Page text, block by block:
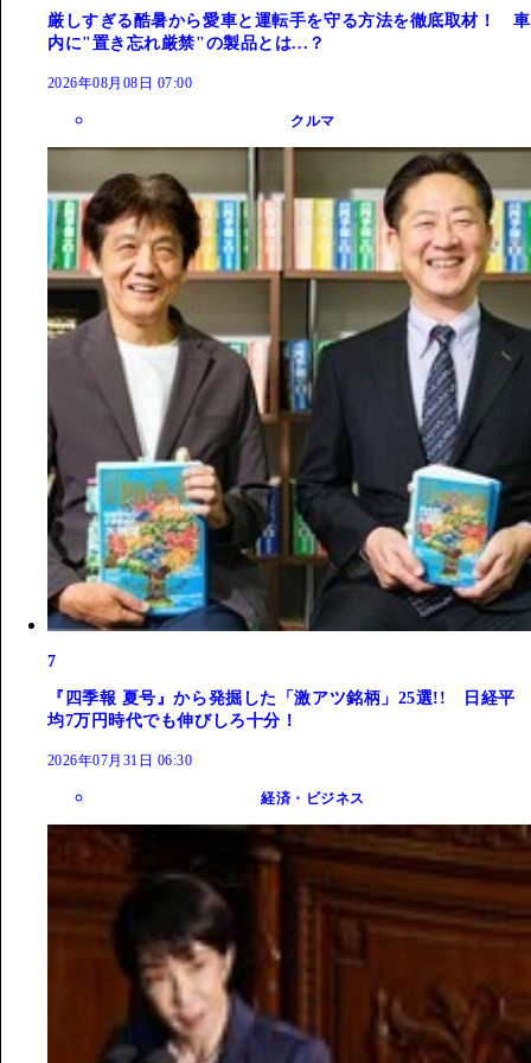
厳しすぎる酷暑から愛車と運転手を守る方法を徹底取材！ 車
内に"置き忘れ厳禁"の製品とは...？
2026年08月08日 07:00
クルマ
7
『四季報 夏号』から発掘した「激アツ銘柄」25選!! 日経平
均7万円時代でも伸びしろ十分！
2026年07月31日 06:30
経済・ビジネス